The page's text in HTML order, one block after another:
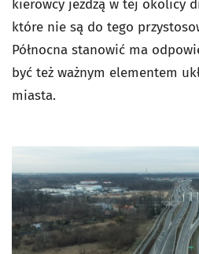
kierowcy jeżdżą w tej okolicy
które nie są do tego
Północna stanowić ma
być też ważnym elementem
miasta.